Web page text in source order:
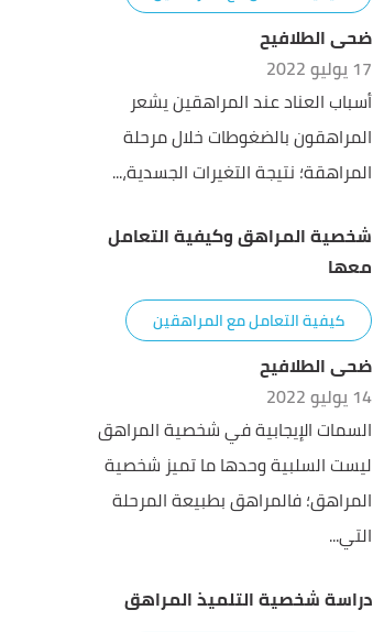
ضحى الطلافيح
17 يوليو 2022
أسباب العناد عند المراهقين يشعر
المراهقون بالضغوطات خلال مرحلة
المراهقة؛ نتيجة التغيرات الجسدية،...
شخصية المراهق وكيفية التعامل
معها
كيفية التعامل مع المراهقين
ضحى الطلافيح
14 يوليو 2022
السمات الإيجابية في شخصية المراهق
ليست السلبية وحدها ما تميز شخصية
المراهق؛ فالمراهق بطبيعة المرحلة
التي...
دراسة شخصية التلميذ المراهق